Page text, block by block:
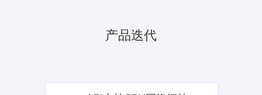
产品迭代